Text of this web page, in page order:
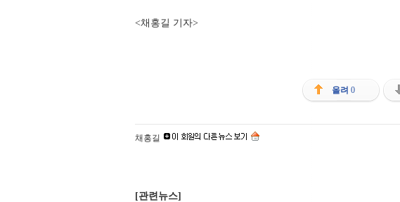
<채홍길 기자>
올려 0
채홍길
[관련뉴스]